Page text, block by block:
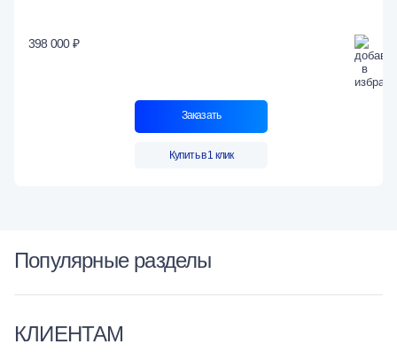
398 000 ₽
Заказать
Купить в 1 клик
Популярные разделы
КЛИЕНТАМ